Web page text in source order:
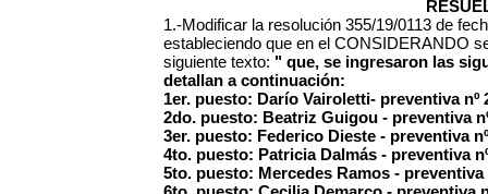
1.-Modificar la resolución 355/19/0113 de
estableciendo que en el CONSIDERANDO
siguiente texto: " que, se ingresaron las
detallan a continuación:
1er. puesto: Darío Vairoletti- preventiva nº
2do. puesto: Beatriz Guigou - preventiva
3er. puesto: Federico Dieste - preventiva
4to. puesto: Patricia Dalmás - preventiva
5to. puesto: Mercedes Ramos - preventiva